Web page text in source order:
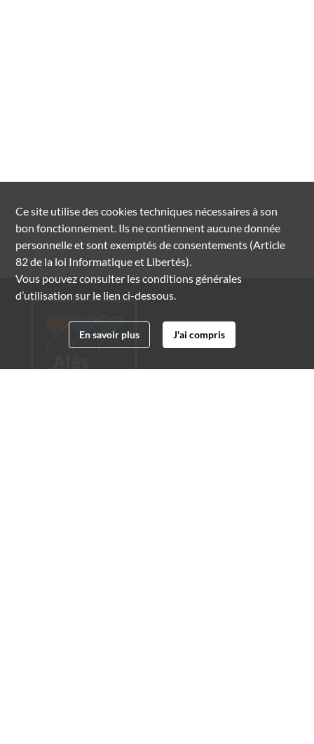
Ce site utilise descookiestechniques nécessaires à son
bon fonctionnement. Ils ne contiennent aucune donnée
personnelle et sont exemptés de consentements (Article
82 de la loi Informatique et Libertés).
Vous pouvez consulter les conditions générales
d’utilisation sur le lien ci-dessous.
En savoir plus J'ai compris